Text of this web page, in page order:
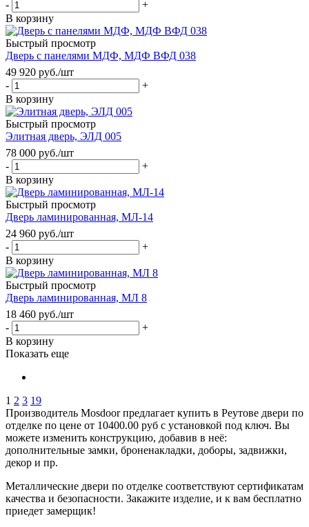
-
+
В корзину
Быстрый просмотр
Дверь с панелями МДФ, МДФ ВФД 038
49 920 руб./шт
-
+
В корзину
Быстрый просмотр
Элитная дверь, ЭЛД 005
78 000 руб./шт
-
+
В корзину
Быстрый просмотр
Дверь ламинированная, МЛ-14
24 960 руб./шт
-
+
В корзину
Быстрый просмотр
Дверь ламинированная, МЛ 8
18 460 руб./шт
-
+
В корзину
Показать еще
1 2 3 19
Производитель Mosdoor предлагает купить в Реутове двери по
отделке по цене от 10400.00 руб с установкой под ключ. Вы
можете изменить конструкцию, добавив в неё:
дополнительные замки, броненакладки, доборы, задвижки,
декор и пр.
Металлические двери по отделке соответствуют сертификатам
качества и безопасности. Закажите изделие, и к вам бесплатно
приедет замерщик!